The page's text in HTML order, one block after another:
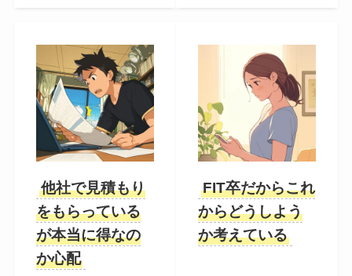
他社で見積もり
をもらっている
が本当に得なの
か心配
FIT卒だからこれ
からどうしよう
か考えている